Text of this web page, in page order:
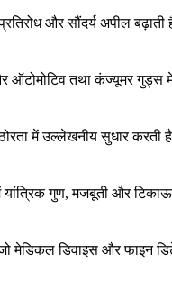
और सौंदर्य अपील बढ़ाती
ऑटोमोटिव तथा कंज्यूमर गुड्स
में उल्लेखनीय सुधार करती
गुण, मजबूती और
डिवाइस और फाइन